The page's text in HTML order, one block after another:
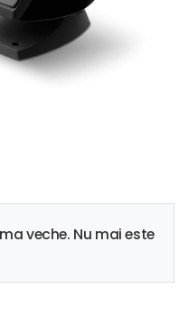
veche. Nu mai este